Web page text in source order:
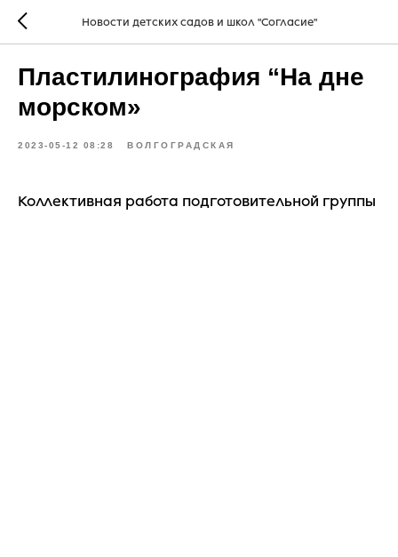
Новости детских садов и школ "Согласие"
Пластилинография “На дне
морском»
2023-05-12 08:28 ВОЛГОГРАДСКАЯ
Коллективная работа подготовительной группы